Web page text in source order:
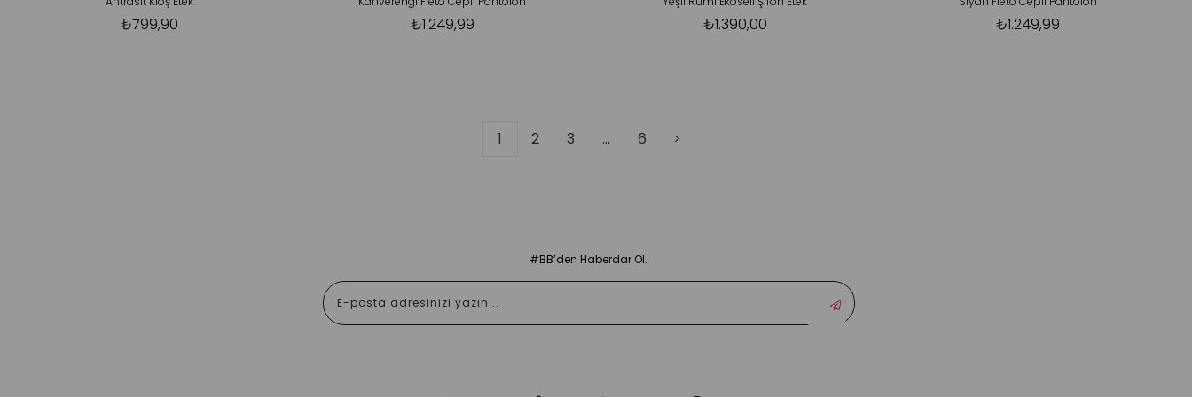
₺799,90 ₺1.249,99 ₺1.390,00 ₺1.249,99
1 2 3 ... 6 >
#BB’den Haberdar Ol.